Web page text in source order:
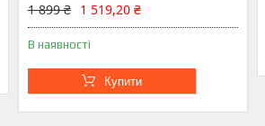
1 899 ₴ 1 519,20 ₴
В наявності
Купити